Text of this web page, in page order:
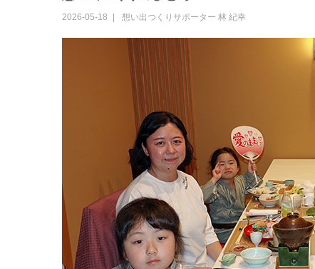
2026-05-18 想い出つくりサポーター 林 紀幸